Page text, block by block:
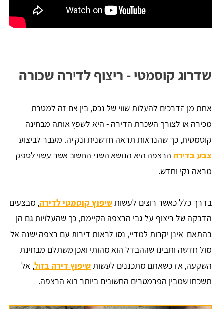
שדרוג קוסמטי - ריצוף לדירה שכורה
אחת מן הדרכים להעלות שווי של נכס, בין אם זה למטרת
מכירה או לצורך השכרת הדירה - היא לשפץ אותה מבחינה
קוסמטית, כך שהנראות תראה חדשנית ונקייה. מעבר לביצוע
צבע בדירה הרצפה היא הנושא השני החשוב אשר עשוי לספק
מראה נקי וחדש.
בדרך כלל כאשר רוצים לעשותשיפוץ קוסמטי לדירה, מבצעים
הדבקה של ריצוף על גבי הרצפה הקיימת, כך שהעלויות גם הן
בהתאם ואינן יקרות למדיי, נסו לראות דירות עם רצפה ישנה אל
מול חדשה ותבינו שההבדל הוא מהותי ואכן משתלם מבחינת
השקעה, אז כשאתם מתכננים לעשותשיפוץ דירה בזול, אל
תשכחו שמבין הפרמטרים החשובים ביותר הוא הרצפה.